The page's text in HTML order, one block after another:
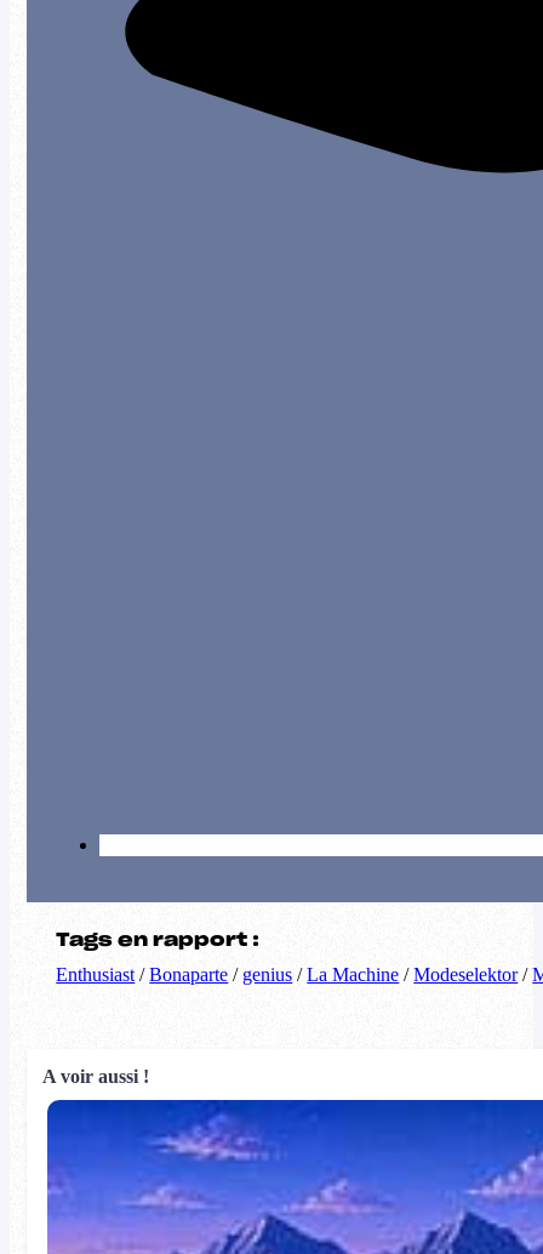
Tags en rapport :
Enthusiast/Bonaparte / genius /La Machine /Modeselektor/
A voir aussi !